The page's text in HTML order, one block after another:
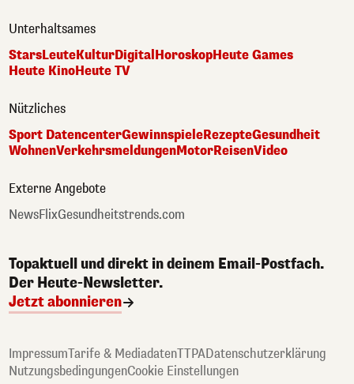
Unterhaltsames
StarsLeuteKulturDigital HoroskopHeute Games
Heute KinoHeute TV
Nützliches
Sport DatencenterGewinnspieleRezepteGesundheit
WohnenVerkehrsmeldungenMotorReisenVideo
Externe Angebote
NewsFlixGesundheitstrends.com
Topaktuell und direkt in deinem Email-Postfach.
Der Heute-Newsletter.
Jetzt abonnieren
ImpressumTarife & MediadatenTTPADatenschutzerklärung
NutzungsbedingungenCookie Einstellungen